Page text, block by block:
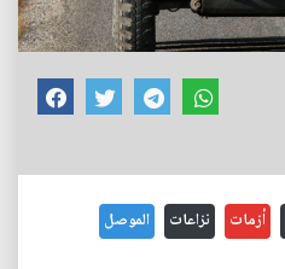
أزمات نزاعات الموصل